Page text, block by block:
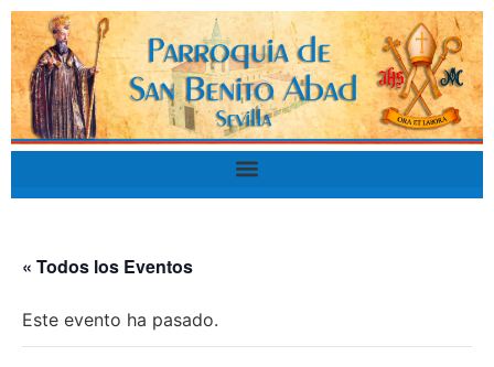
« Todos los Eventos
Este evento ha pasado.